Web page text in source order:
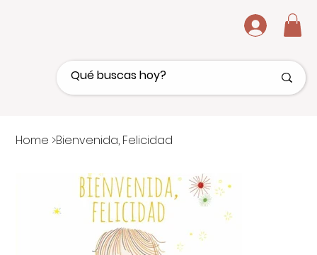
.
Home >Bienvenida, Felicidad